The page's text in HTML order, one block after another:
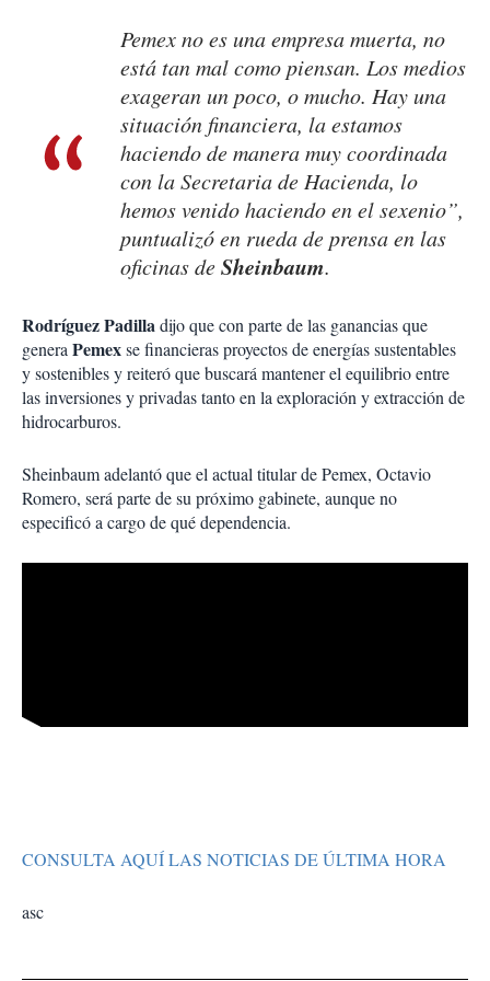
Pemex no es una empresa muerta, no
está tan mal como piensan. Los medios
exageran un poco, o mucho. Hay una
situación financiera, la estamos
haciendo de manera muy coordinada
con la Secretaria de Hacienda, lo
hemos venido haciendo en el sexenio”,
puntualizó en rueda de prensa en las
oficinas deSheinbaum.
Rodríguez Padilladijo que con parte de las ganancias que
generaPemexse financieras proyectos de energías sustentables
y sostenibles y reiteró que buscará mantener el equilibrio entre
las inversiones y privadas tanto en la exploración y extracción de
hidrocarburos.
Sheinbaum adelantó que el actual titular de Pemex, Octavio
Romero, será parte de su próximo gabinete, aunque no
especificó a cargo de qué dependencia.
CONSULTA AQUÍ LAS NOTICIAS DE ÚLTIMA HORA
asc